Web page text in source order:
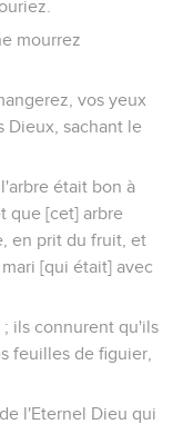
mourrez
vos yeux
Dieux, sachant le
était bon à
que [cet] arbre
en prit du fruit, et
[qui était] avec
ils connurent qu'ils
feuilles de figuier,
l'Eternel Dieu qui